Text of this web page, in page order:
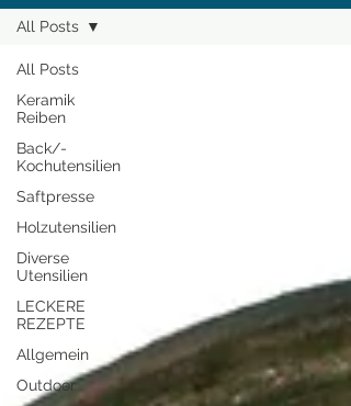
All Posts
Keramik
Reiben
Back/-
Kochutensilien
Saftpresse
Holzutensilien
Diverse
Utensilien
LECKERE
REZEPTE
Allgemein
Outdoor
All Posts